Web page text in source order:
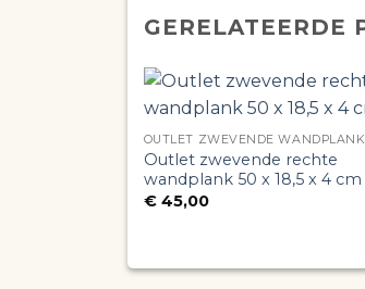
GERELATEERDE
OUTLET ZWEVENDE WANDPLANK
Outlet zwevende rechte
wandplank 50 x 18,5 x 4 cm
€45,00